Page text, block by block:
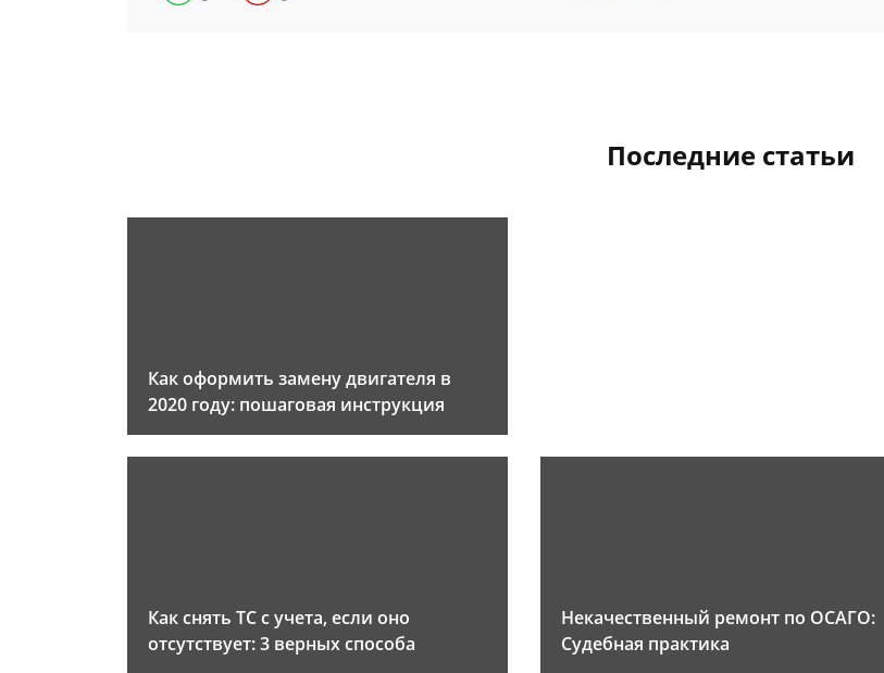
Последние статьи
Как оформить замену двигателя в
2020 году: пошаговая инструкция
Как снять ТС с учета, если оно
отсутствует: 3 верных способа
Некачественный ремонт по ОСАГО:
Судебная практика